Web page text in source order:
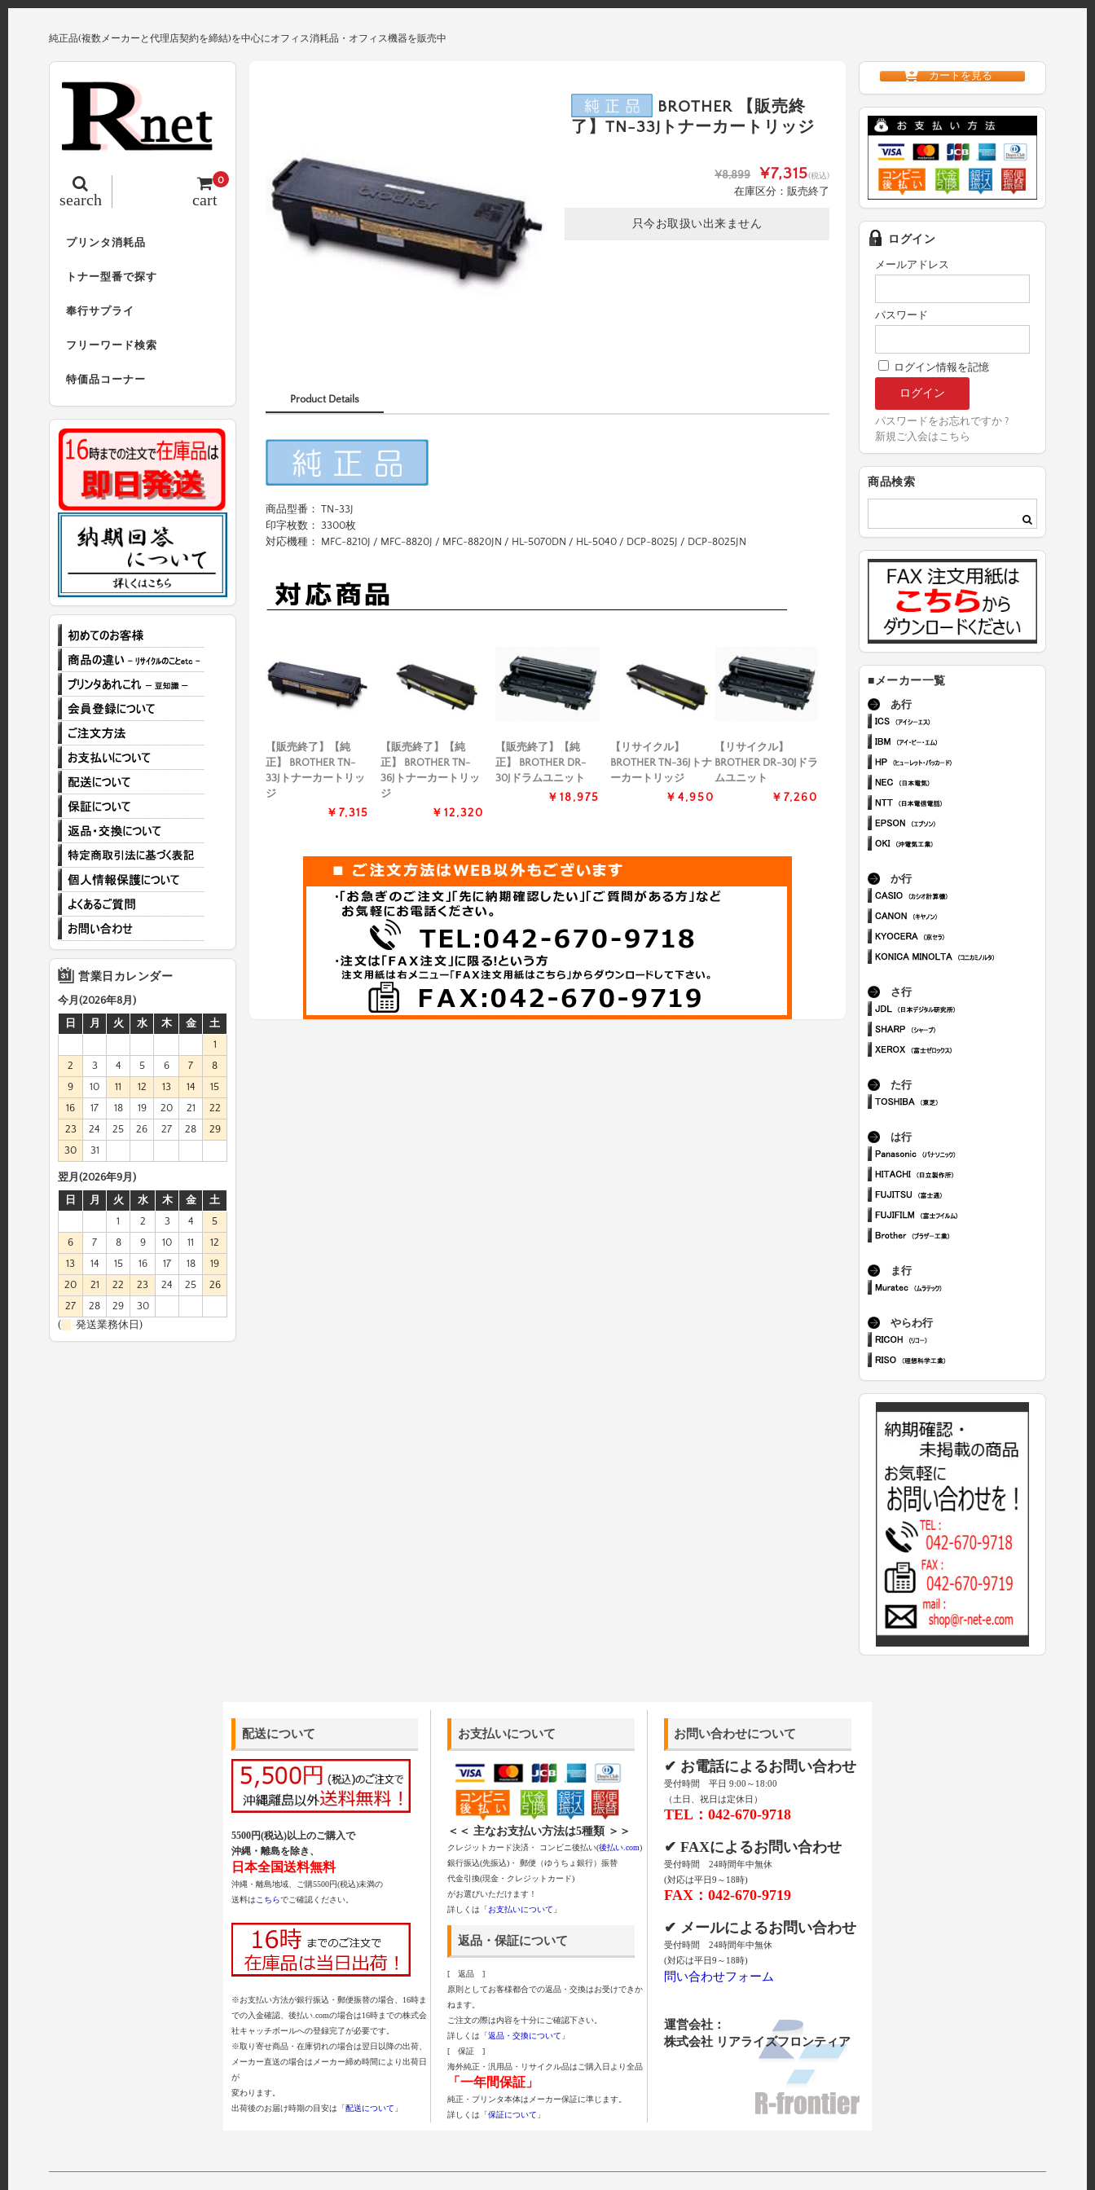
純正品(複数メーカーと代理店契約を締結)を中心にオフィス消耗品・オフィス機器を販売中
cart
0
search
プリンタ消耗品
トナー型番で探す
奉行サプライ
フリーワード検索
特価品コーナー
BROTHER 【販売終
了】TN-33Jトナーカートリッジ
¥8,899 ¥7,315(税込)
在庫区分：販売終了
只今お取扱い出来ません
Product Details
商品型番： TN-33J
印字枚数： 3300枚
対応機種： MFC-8210J / MFC-8820J / MFC-8820JN / HL-5070DN / HL-5040 / DCP-8025J / DCP-8025JN
【販売終了】【純
正】 BROTHER TN-
33Jトナーカートリッ
ジ
￥7,315
【販売終了】【純
正】 BROTHER TN-
36Jトナーカートリッ
ジ
￥12,320
【販売終了】【純
正】 BROTHER DR-
30Jドラムユニット
￥18,975
【リサイクル】
BROTHER TN-36Jトナ
ーカートリッジ
￥4,950
【リサイクル】
BROTHER DR-30Jドラ
ムユニット
￥7,260
カートを見る
ログイン
メールアドレス
パスワード
ログイン情報を記憶
パスワードをお忘れですか ?
新規ご入会はこちら
商品検索
■メーカー一覧
あ行
か行
さ行
た行
は行
ま行
やらわ行
営業日カレンダー
今月(2026年8月)
日
月 火 水 木 金
土
1
2
3 4 5 6 7
8
9
10 11 12 13 14
15
16
17 18 19 20 21
22
23
24 25 26 27 28
29
30
31
翌月(2026年9月)
日
月 火 水 木 金
土
1
2 3 4
5
6
7 8 9 10 11
12
13
14 15 16 17 18
19
20
21 22 23 24 25
26
27
28 29
30
(
発送業務休日)
配送について
5500円(税込)以上のご購入で
沖縄・離島を除き、
日本全国送料無料
沖縄・離島地域、ご購5500円(税込)未満の
送料は こちらでご確認ください。
※お支払い方法が銀行振込・郵便振替の場合、16時ま
での入金確認、後払い.comの場合は16時までの株式会
社キャッチボールへの登録完了が必要です。
※取り寄せ商品・在庫切れの場合は翌日以降の出荷、
メーカー直送の場合はメーカー締め時間により出荷日
が
変わります。
出荷後のお届け時期の目安は「配送について 」
お支払いについて
＜＜ 主なお支払い方法は5種類 ＞＞
クレジットカード決済・ コンビニ後払い(後払い.com)
銀行振込(先振込)・ 郵便（ゆうちょ銀行）振替
代金引換(現金・クレジットカード)
がお選びいただけます！
詳しくは「お支払いについて 」
返品・保証について
[ 返品 ]
原則としてお客様都合での返品・交換はお受けできか
ねます。
ご注文の際は内容を十分にご確認下さい。
詳しくは「返品・交換について 」
[ 保証 ]
海外純正・汎用品・リサイクル品はご購入日より全品
「一年間保証」
純正・プリンタ本体はメーカー保証に準じます。
詳しくは「保証について 」
お問い合わせについて
✔ お電話によるお問い合わせ
受付時間 平日 9:00～18:00
（土日、祝日は定休日）
TEL：042-670-9718
✔ FAXによるお問い合わせ
受付時間 24時間年中無休
(対応は平日9～18時)
FAX：042-670-9719
✔ メールによるお問い合わせ
受付時間 24時間年中無休
(対応は平日9～18時)
問い合わせフォーム
運営会社：
株式会社 リアライズフロンティア